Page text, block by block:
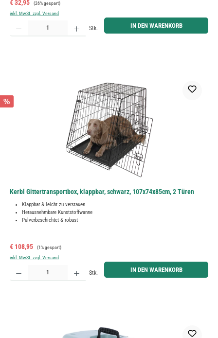
Verkaufspreis:
€ 32,95
(26% gespart)
inkl. MwSt. zzgl. Versand
Produkt Anzahl: Gib den gewünschten Wert ein oder benutze die Schaltflächen um die Anzahl zu
Stk. IN DEN WARENKORB
%
Kerbl Gittertransportbox, klappbar, schwarz, 107x74x85cm, 2 Türen
Klappbar & leicht zu verstauen
Herausnehmbare Kunststoffwanne
Pulverbeschichtet & robust
Verkaufspreis:
€ 108,95 Regulärer Preis:
(1% gespart)
inkl. MwSt. zzgl. Versand
Produkt Anzahl: Gib den gewünschten Wert ein oder benutze die Schaltflächen um die Anzahl zu
Stk. IN DEN WARENKORB